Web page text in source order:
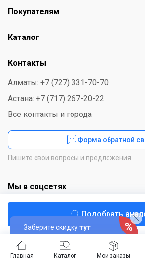
Главная Каталог Мои заказы
Подобрать
Заберите скидкутут
Покупателям
Каталог
Контакты
Алматы: +7 (727) 331-70-70
Астана: +7 (717) 267-20-22
Все контакты и города
Форма обратной
Пишите свои вопросы и предложения
Мы в соцсетях
Скачайте приложение